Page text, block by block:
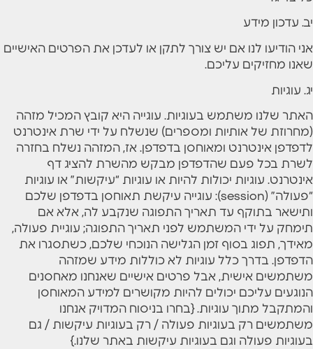
יב. עדכון מידע
אני הודיעו לנו אם יש צורך לתקן או לעדכן את הפרטים האישיים
שאנו מחזיקים עליכם.
יג. עוגיות
האתר שלנו משתמש בעוגיות. עוגייה היא קובץ המכיל מזהה
(מחרוזת של אותיות ומספרים) שנשלח על ידי שרת אינטרנט
לדפדפן אינטרנט ומאוחסן בדפדפן. אז, המזהה נשלח בחזרה
לשרת בכל פעם שהדפדפן מבקש מהשרת להציג דף
אינטרנט. עוגיות יכולות להיות או עוגיות “עיקשות” או עוגיות
“פעולה” (session): עוגייה עיקשת תאוחסן בדפדפן שלכם
ותישאר בתוקף עד תאריך התפוגה שנקבע לה, אלא אם
תימחק על ידי המשתמש לפני תאריך התפוגה; עוגיית פעולה,
מאידך, תפוג בסוף זמן הגלישה הנוכחי שלכם, כשתסגרו את
הדפדפן. בדרך כלל עוגיות לא כוללות מידע שמזהה
משתמשים אישית, אבל פרטים אישיים שאנחנו מאחסנים
הנוגעים עליכם יכולים להיות מקושרים למידע המאוחסן
והמתקבל מתוך עוגיות. {בחרו בניסוח המדויק אנחנו
משתמשים רק בעוגיות פעולה / רק בעוגיות עיקשות / גם
בעוגיות פעולה וגם בעוגיות עיקשות באתר שלנו.}